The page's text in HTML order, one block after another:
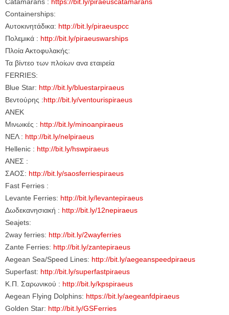
Containerships:
Αυτοκινητάδικα: http://bit.ly/piraeuspcc
Πολεμικά : http://bit.ly/piraeuswarships
Πλοία Ακτοφυλακής:
Τα βίντεο των πλοίων ανα εταιρεία
FERRIES:
Blue Star: http://bit.ly/bluestarpiraeus
Βεντούρης :http://bit.ly/ventourispiraeus
ANEK
Μινωικές : http://bit.ly/minoanpiraeus
ΝΕΛ : http://bit.ly/nelpiraeus
Hellenic : http://bit.ly/hswpiraeus
ΑΝΕΣ :
ΣΑΟΣ: http://bit.ly/saosferriespiraeus
Fast Ferries :
Levante Ferries: http://bit.ly/levantepiraeus
Δωδεκανησιακή : http://bit.ly/12nepiraeus
Seajets:
2way ferries: http://bit.ly/2wayferries
Zante Ferries: http://bit.ly/zantepiraeus
Aegean Sea/Speed Lines: http://bit.ly/aegeanspeedpiraeus
Superfast: http://bit.ly/superfastpiraeus
Κ.Π. Σαρωνικού : http://bit.ly/kpspiraeus
Aegean Flying Dolphins: https://bit.ly/aegeanfdpiraeus
Golden Star: http://bit.ly/GSFerries